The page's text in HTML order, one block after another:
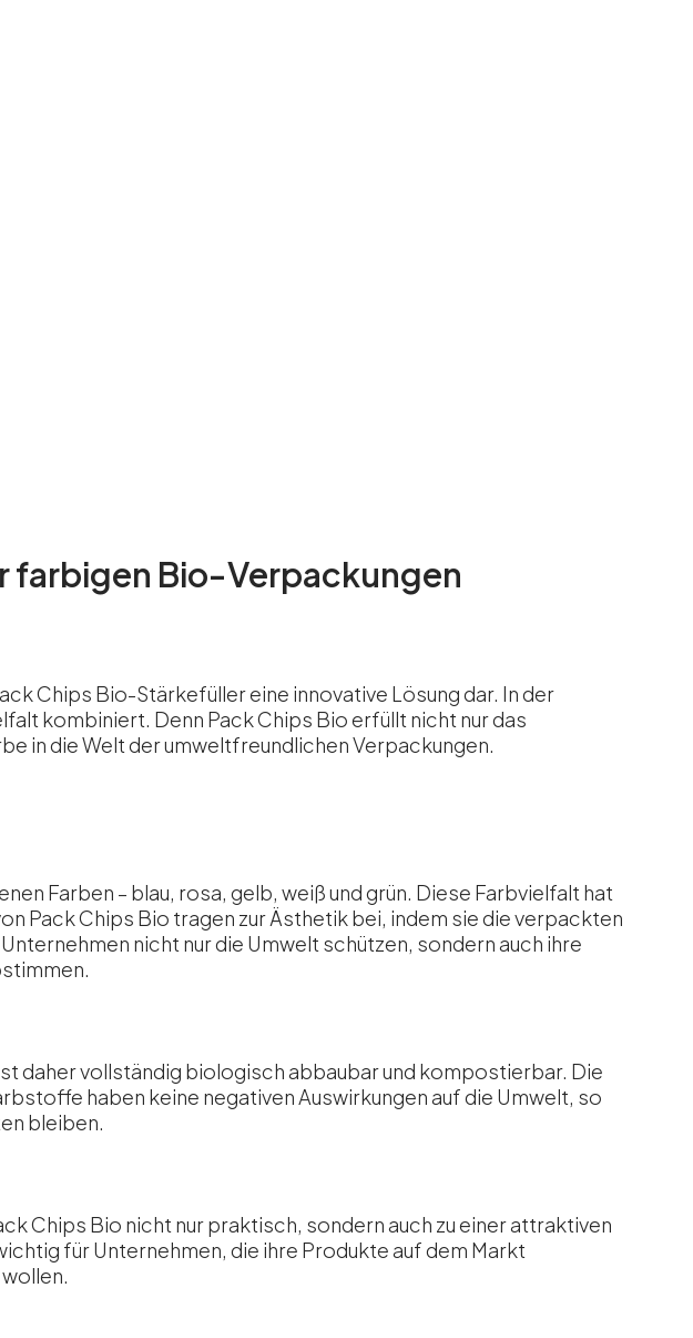
farbigen Bio-Verpackungen
Chips Bio-Stärkefüller eine innovative Lösung dar. In der
kombiniert. Denn Pack Chips Bioerfüllt nicht nur das
in die Welt der umweltfreundlichen Verpackungen.
Farben – blau, rosa, gelb, weiß und grün. Diese Farbvielfalt hat
Pack Chips Bio tragen zur Ästhetik bei, indem sie die verpackten
nicht nur die Umwelt schützen, sondern auch ihre
daher vollständig biologisch abbaubar und kompostierbar. Die
haben keine negativen Auswirkungen auf die Umwelt, so
bleiben.
Chips Bio nicht nur praktisch, sondern auch zu einer attraktiven
für Unternehmen, die ihre Produkte auf dem Markt